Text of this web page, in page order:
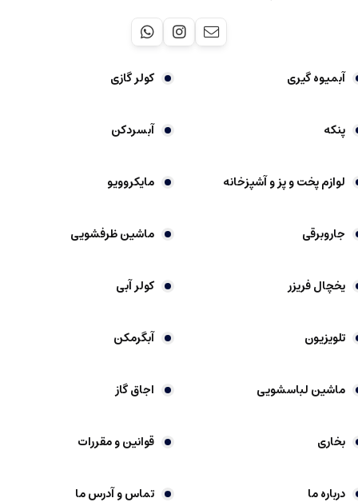
آبمیوه گیری کولر گازی
پنکه آبسردکن
لوازم پخت و پز و آشپزخانه مایکروویو
جاروبرقی ماشین ظرفشویی
یخچال فریزر کولر آبی
تلویزیون آبگرمکن
ماشین لباسشویی اجاق گاز
بخاری قوانین و مقررات
درباره ما تماس و آدرس ما